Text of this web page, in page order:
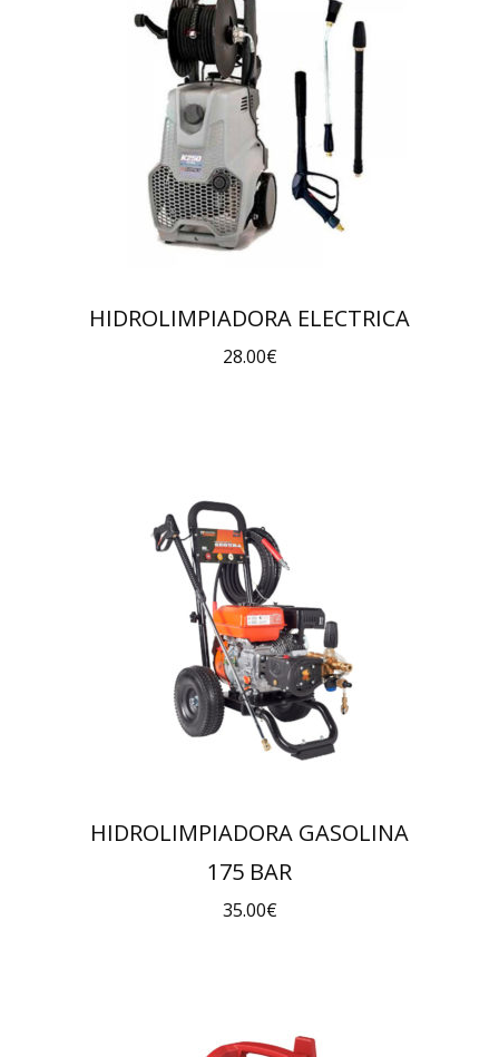
HIDROLIMPIADORA ELECTRICA
28.00€
HIDROLIMPIADORA GASOLINA
175 BAR
35.00€